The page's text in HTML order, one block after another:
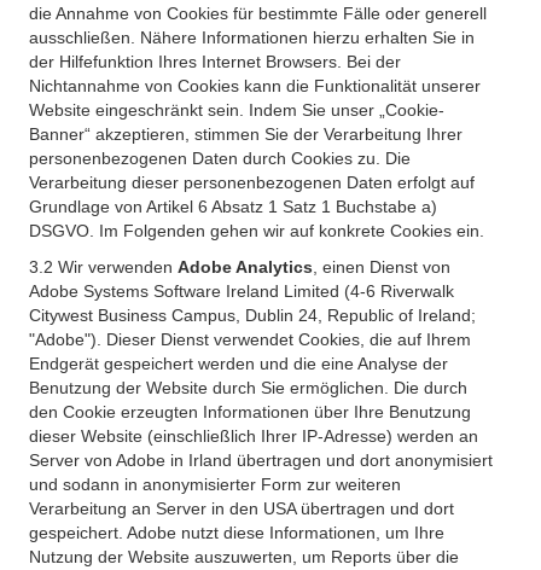
die Annahme von Cookies für bestimmte Fälle oder generell
ausschließen. Nähere Informationen hierzu erhalten Sie in
der Hilfefunktion Ihres Internet Browsers. Bei der
Nichtannahme von Cookies kann die Funktionalität unserer
Website eingeschränkt sein. Indem Sie unser „Cookie-
Banner“ akzeptieren, stimmen Sie der Verarbeitung Ihrer
personenbezogenen Daten durch Cookies zu. Die
Verarbeitung dieser personenbezogenen Daten erfolgt auf
Grundlage von Artikel 6 Absatz 1 Satz 1 Buchstabe a)
DSGVO. Im Folgenden gehen wir auf konkrete Cookies ein.
3.2 Wir verwenden Adobe Analytics , einen Dienst von
Adobe Systems Software Ireland Limited (4-6 Riverwalk
Citywest Business Campus, Dublin 24, Republic of Ireland;
"Adobe"). Dieser Dienst verwendet Cookies, die auf Ihrem
Endgerät gespeichert werden und die eine Analyse der
Benutzung der Website durch Sie ermöglichen. Die durch
den Cookie erzeugten Informationen über Ihre Benutzung
dieser Website (einschließlich Ihrer IP-Adresse) werden an
Server von Adobe in Irland übertragen und dort anonymisiert
und sodann in anonymisierter Form zur weiteren
Verarbeitung an Server in den USA übertragen und dort
gespeichert. Adobe nutzt diese Informationen, um Ihre
Nutzung der Website auszuwerten, um Reports über die